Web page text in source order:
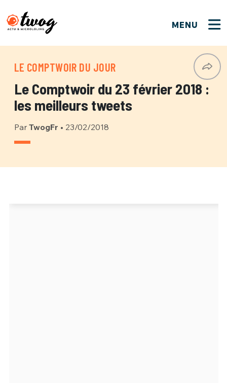
MENU
LE COMPTWOIR DU JOUR
Le Comptwoir du 23 février 2018 :
les meilleurs tweets
Par TwogFr • 23/02/2018
PSEUDO*
EMAIL*
Connexion
PSEUDO
FERMER
VOTRE PARTICIPATION
Que souhaitez-vous proposer ?
Quelques tweets
C'EST PARTI
Ma propre sélection